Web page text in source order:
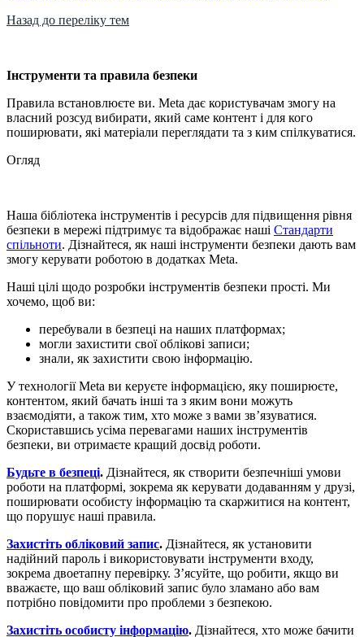
Назад до переліку тем
Інструменти та правила безпеки
Правила встановлюєте ви. Meta дає користувачам змогу на
власний розсуд вибирати, який саме контент і для кого
поширювати, які матеріали переглядати та з ким спілкуватися.
Огляд
Наша бібліотека інструментів і ресурсів для підвищення рівня
безпеки в мережі підтримує та відображає наші Стандарти
спільноти. Дізнайтеся, як наші інструменти безпеки дають вам
змогу керувати роботою в додатках Meta.
Наші цілі щодо розробки інструментів безпеки прості. Ми
хочемо, щоб ви:
перебували в безпеці на наших платформах;
могли захистити свої облікові записи;
знали, як захистити свою інформацію.
У технології Meta ви керуєте інформацією, яку поширюєте,
контентом, який бачать інші та з яким вони можуть
взаємодіяти, а також тим, хто може з вами зв’язуватися.
Скориставшись усіма перевагами наших інструментів
безпеки, ви отримаєте кращий досвід роботи.
Будьте в безпеці. Дізнайтеся, як створити безпечніші умови
роботи на платформі, зокрема як керувати додаванням у друзі,
поширювати особисту інформацію та скаржитися на контент,
що порушує наші правила.
Захистіть обліковий запис. Дізнайтеся, як установити
надійний пароль і використовувати інструменти входу,
зокрема двоетапну перевірку. З’ясуйте, що робити, якщо ви
вважаєте, що ваш обліковий запис було зламано або вам
потрібно повідомити про проблеми з безпекою.
Захистіть особисту інформацію. Дізнайтеся, хто може бачити